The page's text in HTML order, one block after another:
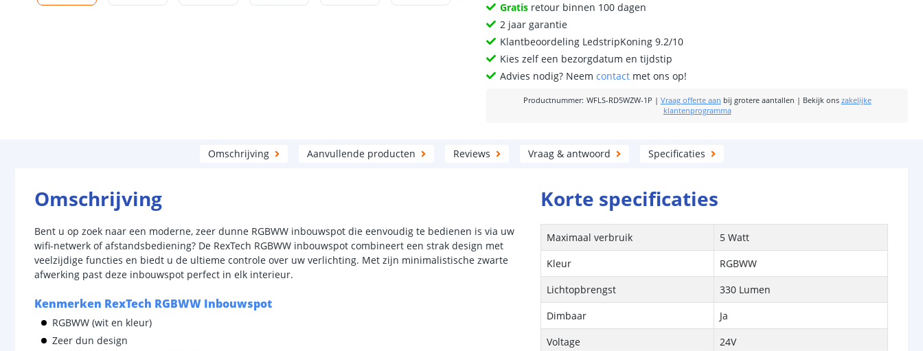
Gratis retour binnen 100 dagen
2 jaar garantie
Klantbeoordeling LedstripKoning 9.2/10
Kies zelf een bezorgdatum en tijdstip
Advies nodig? Neemcontact met ons op!
Productnummer: WFLS-RD5WZW-1P | Vraag offerte aan bij grotere aantallen | Bekijk ons zakelijke
klantenprogramma
Omschrijving Aanvullende producten Reviews Vraag & antwoord Specificaties
Omschrijving
Bent u op zoek naar een moderne, zeer dunne RGBWW inbouwspot die eenvoudig te bedienen is via uw
wifi-netwerk of afstandsbediening? De RexTech RGBWW inbouwspot combineert een strak design met
veelzijdige functies en biedt u de ultieme controle over uw verlichting. Met zijn minimalistische zwarte
afwerking past deze inbouwspot perfect in elk interieur.
Kenmerken RexTech RGBWW Inbouwspot
RGBWW (wit en kleur)
Zeer dun design
Korte specificaties
Maximaal verbruik
5 Watt
Kleur
RGBWW
Lichtopbrengst
330 Lumen
Dimbaar
Ja
Voltage
24V